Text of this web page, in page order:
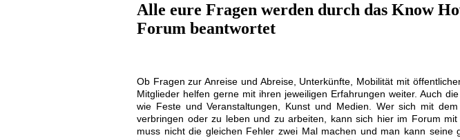
Alle eure Fragen werden durch das Know
Forum beantwortet
Ob Fragen zur Anreise und Abreise, Unterkünfte, Mobilität mit
Mitglieder helfen gerne mit ihren jeweiligen Erfahrungen weiter. Auch
wie Feste und Veranstaltungen, Kunst und Medien. Wer sich mit
verbringen oder zu leben und zu arbeiten, kann sich hier im Forum
muss nicht die gleichen Fehler zwei Mal machen und man kann